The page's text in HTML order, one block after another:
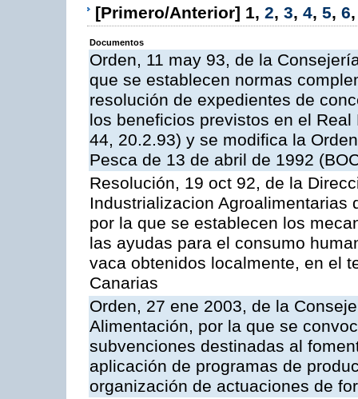
[Primero/Anterior] 1, 2, 3, 4, 5, 6
Documentos
Orden, 11 may 93, de la
que se establecen normas
resolución de expedientes de
los beneficios previstos en el
44, 20.2.93) y se modifica la
Pesca de 13 de abril de 1992
Resolución, 19 oct 92, de la
Industrializacion Agroalimentarias
por la que se establecen los
las ayudas para el consumo
vaca obtenidos localmente, en el
Canarias
Orden, 27 ene 2003, de la
Alimentación, por la que se
subvenciones destinadas al
aplicación de programas de
organización de actuaciones de